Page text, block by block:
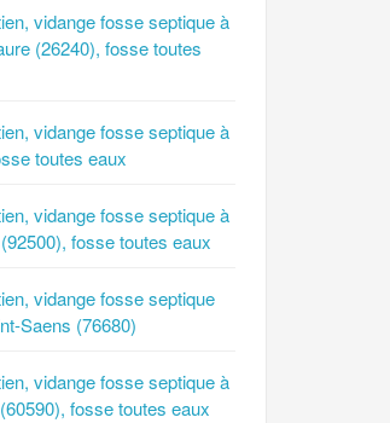
vidange fosse septique à
(26240), fosse toutes
vidange fosse septique à
toutes eaux
vidange fosse septique à
fosse toutes eaux
vidange fosse septique
Saens (76680)
vidange fosse septique à
fosse toutes eaux